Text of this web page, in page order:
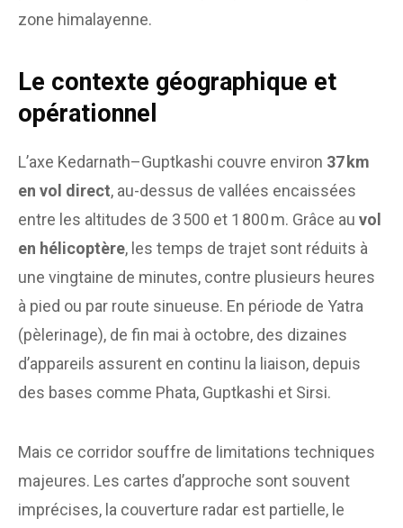
zone himalayenne.
Le contexte géographique et
opérationnel
L’axe Kedarnath–Guptkashi couvre environ 37 km
en vol direct, au-dessus de vallées encaissées
entre les altitudes de 3 500 et 1 800 m. Grâce au vol
en hélicoptère, les temps de trajet sont réduits à
une vingtaine de minutes, contre plusieurs heures
à pied ou par route sinueuse. En période de Yatra
(pèlerinage), de fin mai à octobre, des dizaines
d’appareils assurent en continu la liaison, depuis
des bases comme Phata, Guptkashi et Sirsi.
Mais ce corridor souffre de limitations techniques
majeures. Les cartes d’approche sont souvent
imprécises, la couverture radar est partielle, le